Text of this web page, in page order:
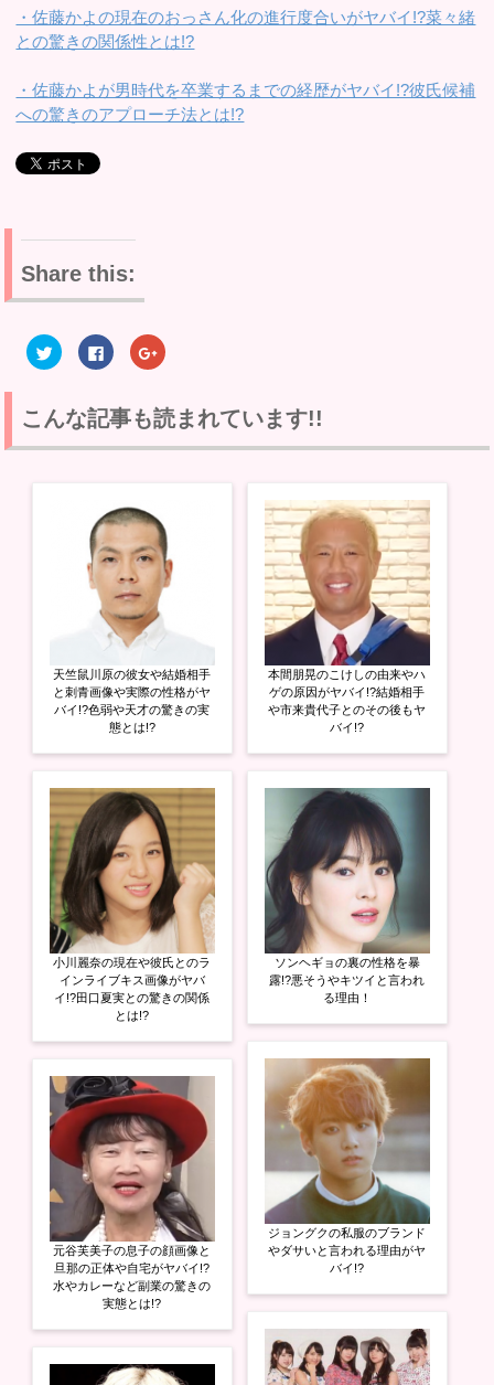
・佐藤かよの現在のおっさん化の進行度合いがヤバイ!?菜々緒
との驚きの関係性とは!?
・佐藤かよが男時代を卒業するまでの経歴がヤバイ!?彼氏候補
への驚きのアプローチ法とは!?
Share this:
ク
リ
て
T
i
ウ
で
開
き
ま
F
a
o
o
で
る
に
ク
リ
ッ
ク
し
て
く
だ
い
(
新
し
い
ウ
ン
ウ
で
き
ま
す
)
ク
リ
て
G
o
で
共
有
(
新
し
い
ウ
ィ
ウ
で
開
き
ま
こんな記事も読まれています!!
天竺鼠川原の彼女や結婚相手
と刺青画像や実際の性格がヤ
バイ!?色弱や天才の驚きの実
態とは!?
小川麗奈の現在や彼氏とのラ
インライブキス画像がヤバ
イ!?田口夏実との驚きの関係
とは!?
元谷芙美子の息子の顔画像と
旦那の正体や自宅がヤバイ!?
水やカレーなど副業の驚きの
実態とは!?
本間朋晃のこけしの由来やハ
ゲの原因がヤバイ!?結婚相手
や市来貴代子とのその後もヤ
バイ!?
ソンヘギョの裏の性格を暴
露!?悪そうやキツイと言われ
る理由！
ジョングクの私服のブランド
やダサいと言われる理由がヤ
バイ!?